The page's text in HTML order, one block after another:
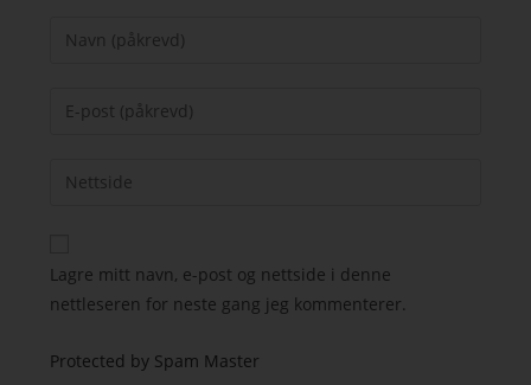
Lagre mitt navn, e-post og nettside i denne
nettleseren for neste gang jeg kommenterer.
Protected by Spam Master